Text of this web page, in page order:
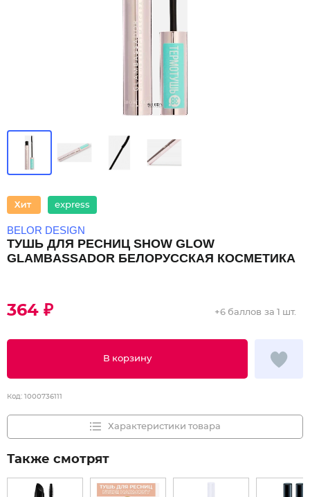
express
BELOR DESIGN
ТУШЬ ДЛЯ РЕСНИЦ SHOW GLOW
GLAMBASSADOR БЕЛОРУССКАЯ КОСМЕТИКА
364 ₽
В корзину
+6 баллов за 1 шт.
Код: 1000736111
Характеристики товара
Также смотрят